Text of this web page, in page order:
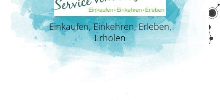
Einkaufen, Einkehren, Erleben,
Erholen